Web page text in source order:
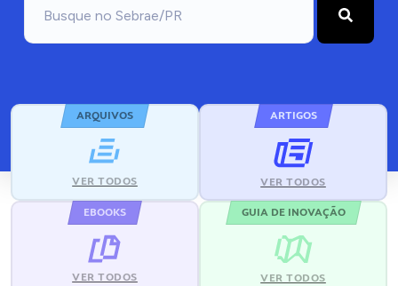
ARQUIVOS
VER TODOS
ARTIGOS
VER TODOS
EBOOKS
VER TODOS
GUIA DE INOVAÇÃO
VER TODOS